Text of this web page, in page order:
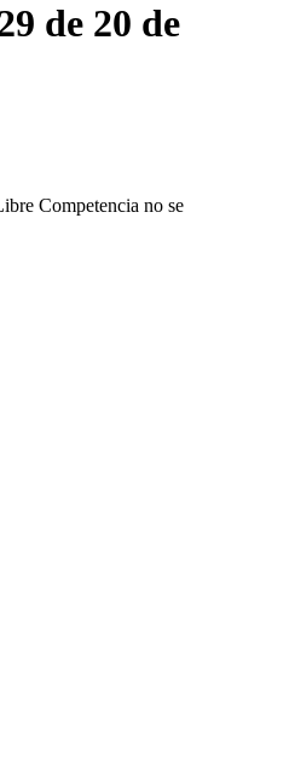
de 20 de
Competencia no se